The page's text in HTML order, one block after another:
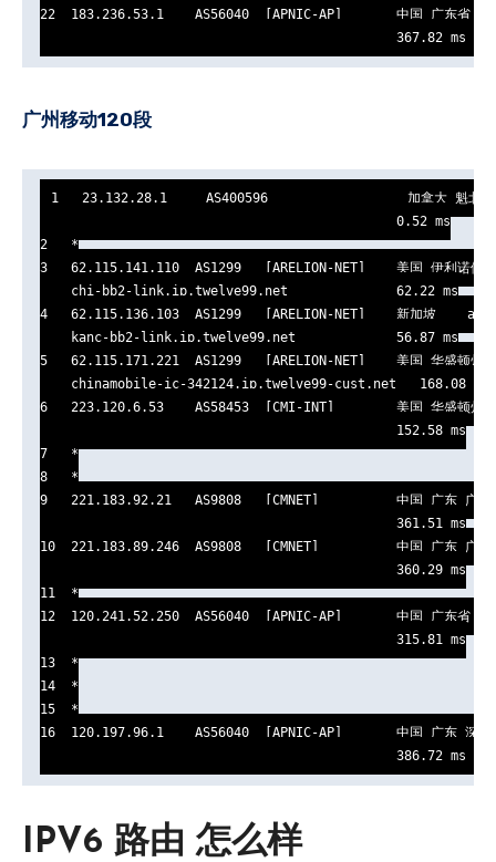
22  183.236.53.1    AS56040  [APNIC-AP]       中国 广东省 广
                                              367.82 ms
广州移动120段
1   23.132.28.1     AS400596                  加拿大 魁北
                                              0.52 ms
2   *
3   62.115.141.110  AS1299   [ARELION-NET]    美国 伊利诺
    chi-bb2-link.ip.twelve99.net              62.22 ms
4   62.115.136.103  AS1299   [ARELION-NET]    新加坡
    kanc-bb2-link.ip.twelve99.net             56.87 ms
5   62.115.171.221  AS1299   [ARELION-NET]    美国 华盛顿
    chinamobile-ic-342124.ip.twelve99-cust.net   168.08 ms
6   223.120.6.53    AS58453  [CMI-INT]        美国 华盛顿州
                                              152.58 ms
7   *
8   *
9   221.183.92.21   AS9808   [CMNET]          中国 广东 广
                                              361.51 ms
10  221.183.89.246  AS9808   [CMNET]          中国 广东 广
                                              360.29 ms
11  *
12  120.241.52.250  AS56040  [APNIC-AP]       中国 广东省 深
                                              315.81 ms
13  *
14  *
15  *
16  120.197.96.1    AS56040  [APNIC-AP]       中国 广东 深
                                              386.72 ms
IPV6 路由 怎么样